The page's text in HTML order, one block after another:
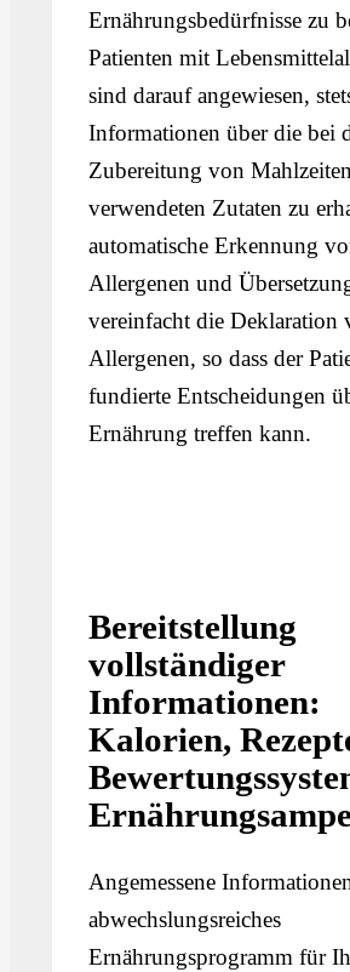
Ernährungsbedürfnisse zu
Patienten mit
sind darauf angewiesen,
Informationen über die bei
Zubereitung von Mahlzeiten
verwendeten Zutaten zu
automatische Erkennung
Allergenen und
vereinfacht die Deklaration
Allergenen, so dass der
fundierte Entscheidungen
Ernährung treffen kann.
Bereitstellung
vollständiger
Informationen:
Kalorien,
Angemessene
abwechslungsreiches
Ernährungsprogramm für